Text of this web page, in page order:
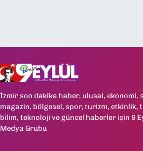
İzmir son dakika haber, ulusal, ekonomi,
magazin, bölgesel, spor, turizm, etkinlik,
bilim, teknoloji ve güncel haberler için 9
Medya Grubu